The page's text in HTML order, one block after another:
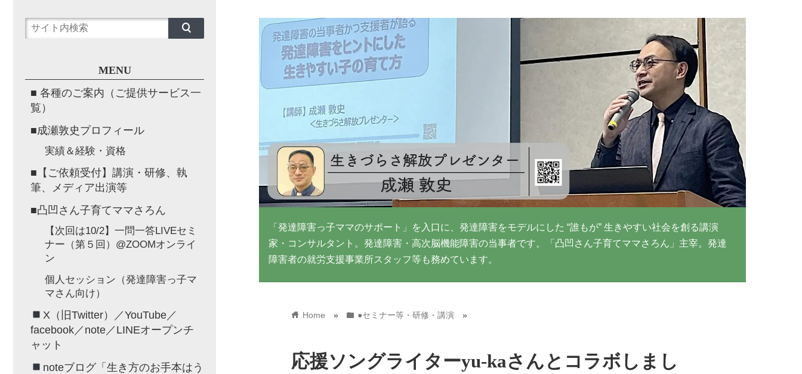
「発達障害っ子ママのサポート」を入口に、発達障害をモデルにした “誰もが” 生きやすい社会を創る講演
家・コンサルタント。発達障害・高次脳機能障害の当事者です。「凸凹さん子育てママさろん」主宰。発達
障害者の就労支援事業所スタッフ等も務めています。
home Home » folder ●セミナー等・研修・講演 »
応援ソングライターyu-kaさんとコラボしまし
MENU
■ 各種のご案内（ご提供サービス一
覧）
■成瀬敦史プロフィール
実績＆経験・資格
■【ご依頼受付】講演・研修、執
筆、メディア出演等
■凸凹さん子育てママさろん
【次回は10/2】一問一答LIVEセミ
ナー（第５回）@ZOOMオンライ
ン
個人セッション（発達障害っ子マ
マさん向け）
X（旧Twitter）／YouTube／
facebook／note／LINEオープンチ
ャット
noteブログ「生き方のお手本はう